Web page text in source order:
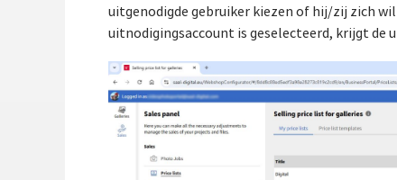
uitgenodigde gebruiker kiezen of hij/zij zich
uitnodigingsaccount is geselecteerd, krijgt de